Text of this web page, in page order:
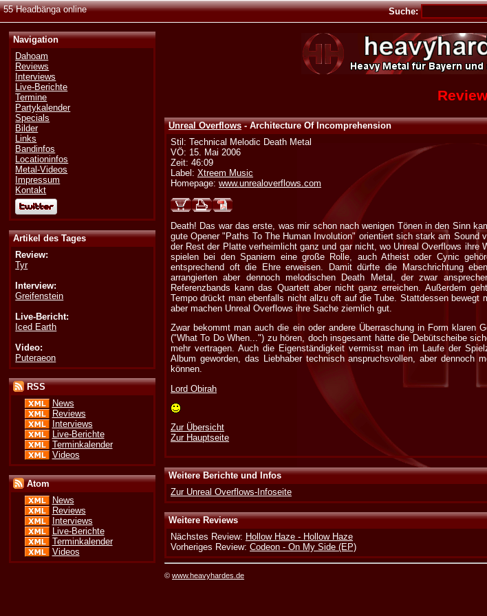
55 Headbänga online Suche:
Navigation
Dahoam
Reviews
Interviews
Live-Berichte
Termine
Partykalender
Specials
Bilder
Links
Bandinfos
Locationinfos
Metal-Videos
Impressum
Kontakt
Artikel des Tages
Review:
Tyr
Interview:
Greifenstein
Live-Bericht:
Iced Earth
Video:
Puteraeon
RSS
News
Reviews
Interviews
Live-Berichte
Terminkalender
Videos
Atom
News
Reviews
Interviews
Live-Berichte
Terminkalender
Videos
Review
Unreal Overflows- Architecture Of Incomprehension
Stil: Technical Melodic Death Metal
VÖ: 15. Mai 2006
Zeit: 46:09
Label:Xtreem Music
Homepage:www.unrealoverflows.com
Death! Das war das erste, was mir schon nach wenigen Tönen in den Sinn
gute Opener "Paths To The Human Involution" orientiert sich stark am Sound
der Rest der Platte verheimlicht ganz und gar nicht, wo Unreal Overflows ihre
spielen bei den Spaniern eine große Rolle, auch Atheist oder Cynic
entsprechend oft die Ehre erweisen. Damit dürfte die Marschrichtung
arrangierten aber dennoch melodischen Death Metal, der zwar
Referenzbands kann das Quartett aber nicht ganz erreichen. Außerdem
Tempo drückt man ebenfalls nicht allzu oft auf die Tube. Stattdessen bewegt
aber machen Unreal Overflows ihre Sache ziemlich gut.
Zwar bekommt man auch die ein oder andere Überraschung in Form klaren
("What To Do When...") zu hören, doch insgesamt hätte die Debütscheibe
mehr vertragen. Auch die Eigenständigkeit vermisst man im Laufe der
Album geworden, das Liebhaber technisch anspruchsvollen, aber dennoch
können.
Lord Obirah
Zur Übersicht
Zur Hauptseite
Weitere Berichte und Infos
Zur Unreal Overflows-Infoseite
Weitere Reviews
Nächstes Review: Hollow Haze - Hollow Haze
Vorheriges Review:Codeon - On My Side (EP)
©www.heavyhardes.de